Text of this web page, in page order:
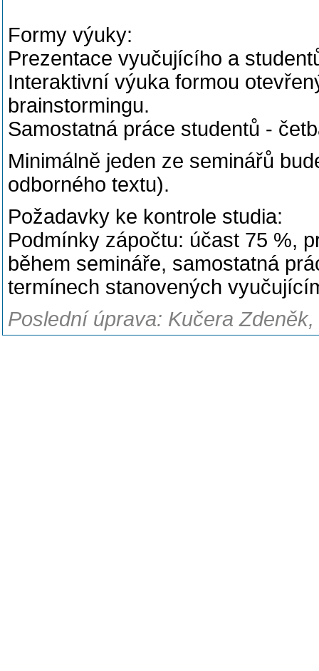
Formy výuky:
Prezentace vyučujícího a
Interaktivní výuka formou
brainstormingu.
Samostatná práce studentů -
Minimálně jeden ze seminářů
odborného textu).
Požadavky ke kontrole studia:
Podmínky zápočtu: účast 75 %,
během semináře, samostatná
termínech stanovených
Poslední úprava: Kučera